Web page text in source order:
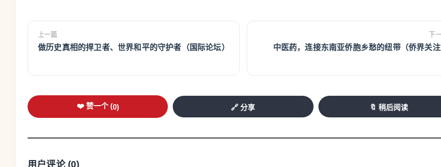
上一篇
做历史真相的捍卫者、世界和平的守护者（国际论坛）
下
中医药，连接东南亚侨胞乡愁的纽带（侨界关
❤️ 赞一个 (0) 🔗 分享 🔖 稍后阅读
用户评论 (0)